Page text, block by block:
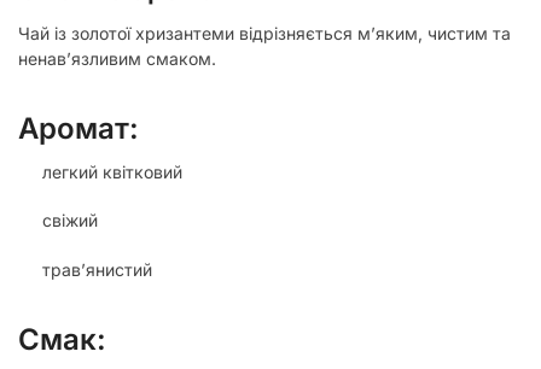
Чай із золотої хризантеми відрізняється м’яким, чистим та
ненав’язливим смаком.
Аромат:
легкий квітковий
свіжий
трав’янистий
Смак: